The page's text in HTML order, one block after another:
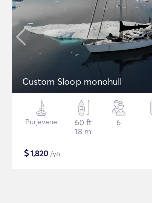
Custom Sloop monohull
Purjevene
60 ft
18 m
6
$1,820 /yö